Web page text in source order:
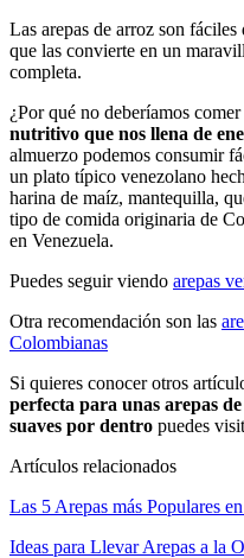
Las arepas de arroz son
que las convierte en un
completa.
¿Por qué no deberíamos
nutritivo que nos llena de
almuerzo podemos consumir
un plato típico venezolano
harina de maíz, mantequilla,
tipo de comida originaria de
en Venezuela.
Puedes seguir viendo arepas
Otra recomendación son las
Colombianas
Si quieres conocer otros
perfecta para unas arepas
suaves por dentro puedes
Artículos relacionados
Las 5 Arepas más Populares
Ideas para Llevar Arepas a la